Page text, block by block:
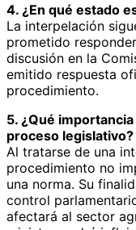
4. ¿En qué estado
La interpelación
prometido
discusión en la
emitido respuesta
procedimiento.
5. ¿Qué
proceso legislativo?
Al tratarse de una
procedimiento no
una norma. Su
control
afectará al sector